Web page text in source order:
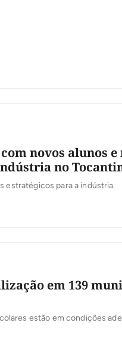
novos alunos
no
estratégicos para a indústria.
em 139
estão em condições